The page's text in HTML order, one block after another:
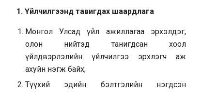
1. Үйлчилгээнд тавигдах шаардлага
Монгол Улсад үйл ажиллагаа эрхэлдэг,
олон нийтэд танигдсан хоол
үйлдвэрлэлийн үйлчилгээ эрхлэгч аж
ахуйн нэгж байх;
Түүхий эдийн бэлтгэлийн нэгдсэн